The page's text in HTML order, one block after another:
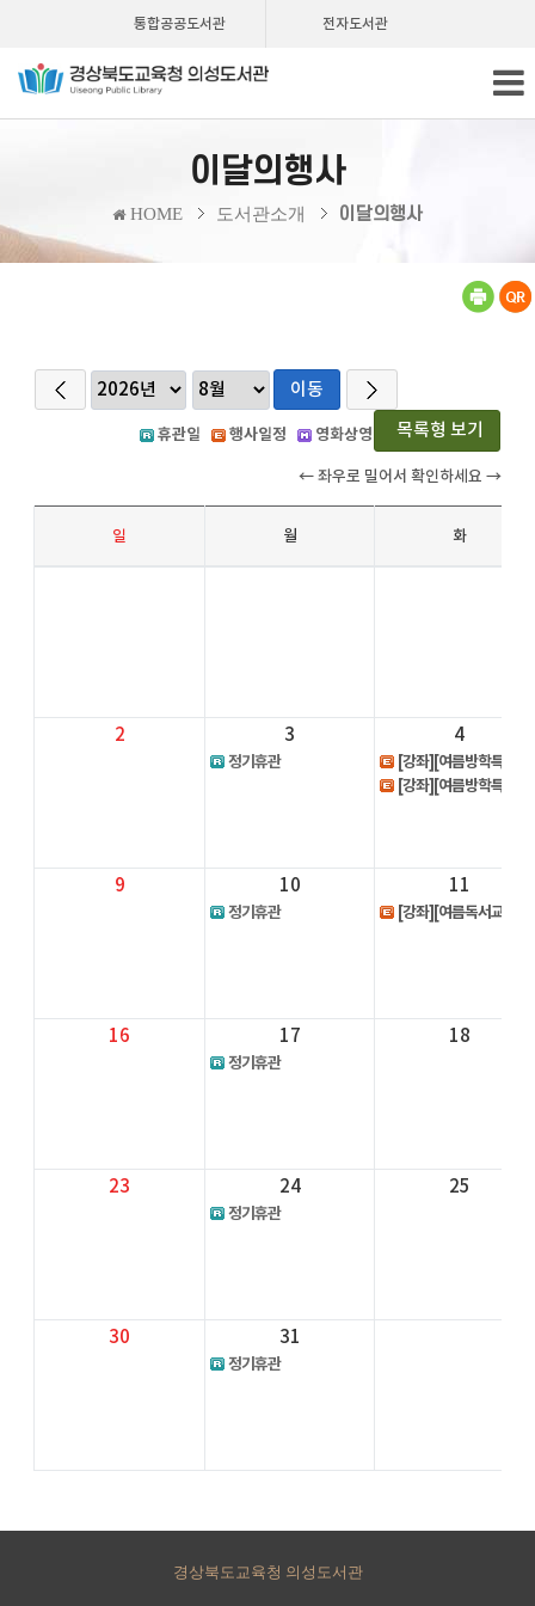
통합공공도서관 전자도서관
이달의행사
HOME 도서관소개 이달의행사
이동
목록형 보기
휴관일 행사일정 영화상영
일 월 화
2 3
정기휴관
4
[강좌][여름방학특강] 플레이 영어 놀이터
[강좌][여름방학특강] 동화와 함께하는 세계요리(1시)
9 10
정기휴관
11
[강좌][여름독서교실] 북크래프트: 책으로 짓는 마음 쉼터
16 17
정기휴관
18
23 24
정기휴관
25
30 31
정기휴관
경상북도교육청 의성도서관